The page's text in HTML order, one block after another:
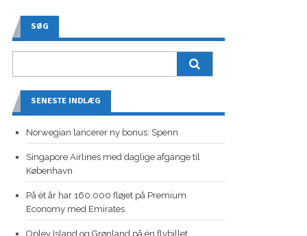
SØG
SENESTE INDLÆG
Norwegian lancerer ny bonus: Spenn
Singapore Airlines med daglige afgange til
København
På ét år har 160.000 fløjet på Premium
Economy med Emirates
Oplev Island og Grønland på én flybillet